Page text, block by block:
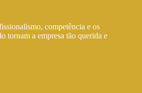
competência e os
tornam a empresa tão querida e